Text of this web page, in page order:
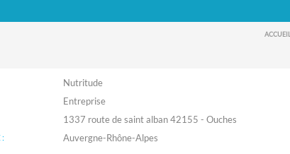
ACCUEIL
Nutritude
Entreprise
1337 route de saint alban 42155 - Ouches
: Auvergne-Rhône-Alpes